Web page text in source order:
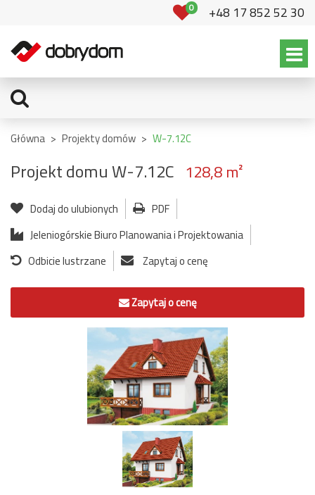
0 +48 17 852 52 30
Główna > Projekty domów > W-7.12C
Projekt domu W-7.12C 128,8 m²
Dodaj do ulubionych
PDF
Jeleniogórskie Biuro Planowania i Projektowania
Odbicie lustrzane
Zapytaj o cenę
Zapytaj o cenę